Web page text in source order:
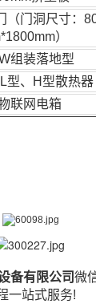
（门洞尺寸：
）
组装落地型
型、H型散热器
联网电箱
备有限公司微
一站式服务!